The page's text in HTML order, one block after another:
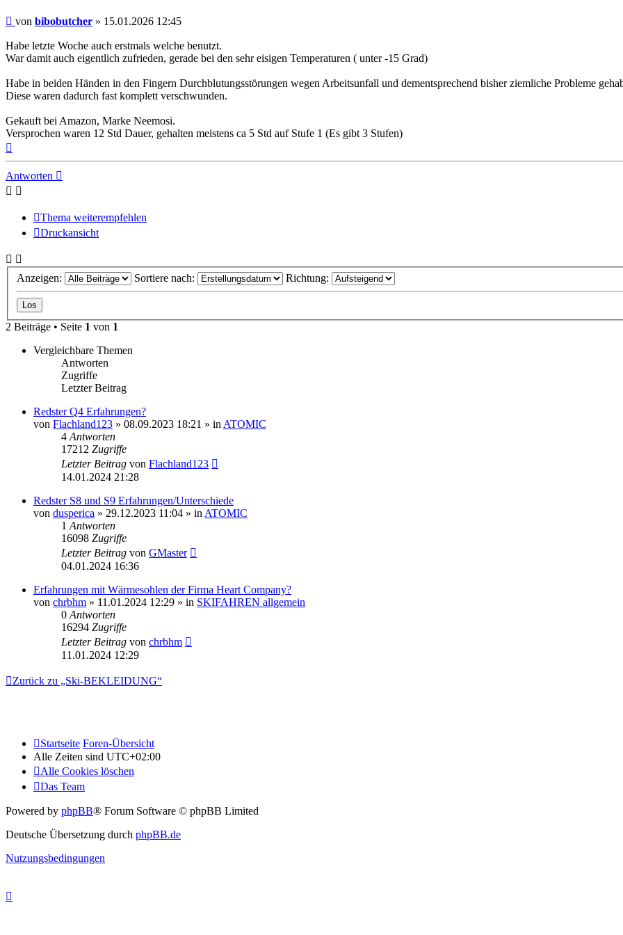
Beitrag
von bibobutcher » 15.01.2026 12:45
Habe letzte Woche auch erstmals welche benutzt.
War damit auch eigentlich zufrieden, gerade bei den sehr eisigen Temperaturen ( unter -15 Grad)
Habe in beiden Händen in den Fingern Durchblutungsstörungen wegen Arbeitsunfall und dementsprechend bisher ziemliche Probleme
Diese waren dadurch fast komplett verschwunden.
Gekauft bei Amazon, Marke Neemosi.
Versprochen waren 12 Std Dauer, gehalten meistens ca 5 Std auf Stufe 1 (Es gibt 3 Stufen)
Antworten
Thema weiterempfehlen
Druckansicht
Anzeigen: Sortiere nach: Richtung:
2 Beiträge • Seite 1 von 1
Vergleichbare Themen
Antworten
Zugriffe
Letzter Beitrag
Redster Q4 Erfahrungen?
von Flachland123 » 08.09.2023 18:21 » in ATOMIC
4 Antworten
17212 Zugriffe
Letzter Beitrag von Flachland123
14.01.2024 21:28
Redster S8 und S9 Erfahrungen/Unterschiede
von dusperica » 29.12.2023 11:04 » in ATOMIC
1 Antworten
16098 Zugriffe
Letzter Beitrag von GMaster
04.01.2024 16:36
Erfahrungen mit Wärmesohlen der Firma Heart Company?
von chrbhm » 11.01.2024 12:29 » in SKIFAHREN allgemein
0 Antworten
16294 Zugriffe
Letzter Beitrag von chrbhm
11.01.2024 12:29
Zurück zu „Ski-BEKLEIDUNG“
Startseite Foren-Übersicht
Alle Zeiten sind UTC+02:00
Alle Cookies löschen
Das Team
Powered by phpBB® Forum Software © phpBB Limited
Deutsche Übersetzung durch phpBB.de
Nutzungsbedingungen